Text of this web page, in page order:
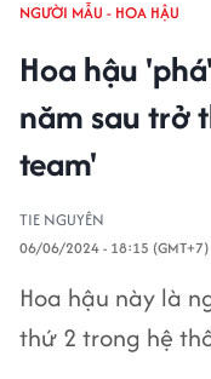
NGƯỜI MẪU - HOA HẬU
Hoa hậu
năm sau trở
team'
TIE NGUYÊN
06/06/2024 - 18:15 (GMT+7)
Hoa hậu này là
thứ 2 trong hệ